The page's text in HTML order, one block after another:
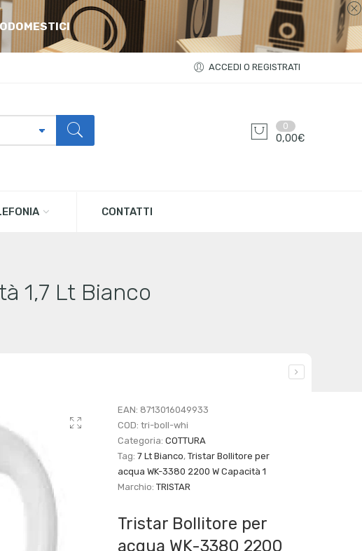
ACCEDI O REGISTRATI
0
0,00€
CONTATTI
1,7 Lt Bianco
EAN: 8713016049933
COD:tri-boll-whi
Categoria:COTTURA
Tag:7 Lt Bianco,Tristar Bollitore per
acqua WK-3380 2200 W Capacità 1
Marchio:TRISTAR
Tristar Bollitore per
acqua WK-3380 2200